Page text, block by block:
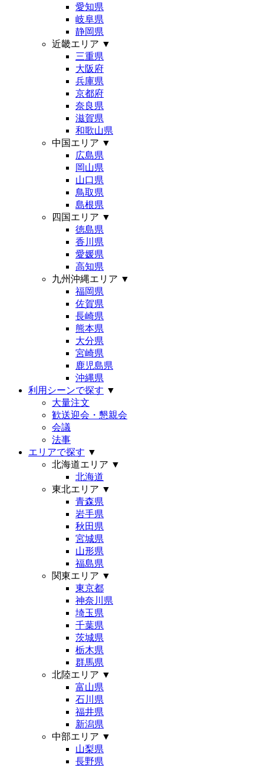
愛知県
岐阜県
静岡県
近畿エリア ▼
三重県
大阪府
兵庫県
京都府
奈良県
滋賀県
和歌山県
中国エリア ▼
広島県
岡山県
山口県
鳥取県
島根県
四国エリア ▼
徳島県
香川県
愛媛県
高知県
九州沖縄エリア ▼
福岡県
佐賀県
長崎県
熊本県
大分県
宮崎県
鹿児島県
沖縄県
利用シーンで探す ▼
大量注文
歓送迎会・懇親会
会議
法事
エリアで探す ▼
北海道エリア ▼
北海道
東北エリア ▼
青森県
岩手県
秋田県
宮城県
山形県
福島県
関東エリア ▼
東京都
神奈川県
埼玉県
千葉県
茨城県
栃木県
群馬県
北陸エリア ▼
富山県
石川県
福井県
新潟県
中部エリア ▼
山梨県
長野県